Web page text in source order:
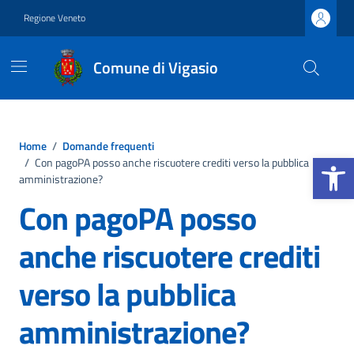
Apri la
Regione Veneto
Comune di Vigasio
Home / Domande frequenti
/ Con pagoPA posso anche riscuotere crediti verso la pubblica
amministrazione?
Con pagoPA posso
anche riscuotere crediti
verso la pubblica
amministrazione?